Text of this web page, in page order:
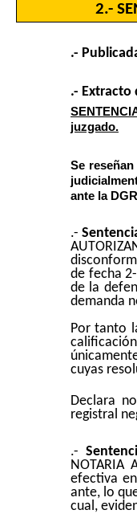
2.-
.-
.- Extracto
juzgado.
Se
ante la
.-
de fecha
de la
demanda
Por tanto
cuyas
Declara
registral
.-
NOTARIA
efectiva
ante, lo
cual,